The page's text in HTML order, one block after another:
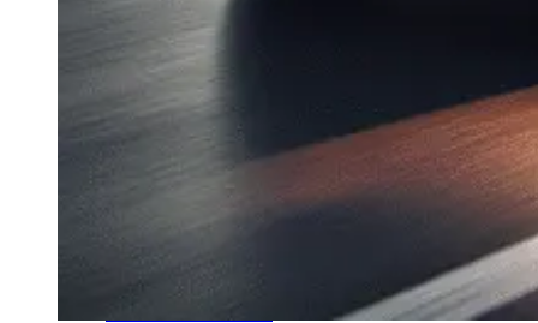
Navigație Skoda Fabia 1
Navigație Skoda Octavia 3
Navigație Skoda Rapid
Navigație Skoda Superb 1
Navigație Skoda Superb 2
Navigație Toyota Avensis T25
Peste 450 litri